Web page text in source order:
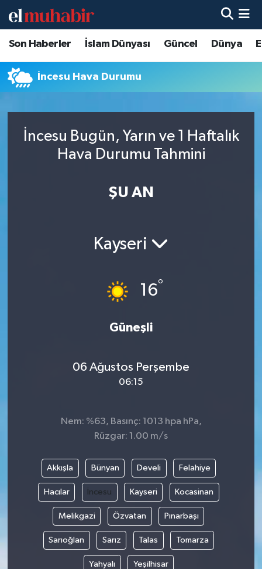
Son Haberler İslam Dünyası Güncel Dünya
İncesu Hava Durumu
İncesu Bugün, Yarın ve 1 Haftalık
Hava Durumu Tahmini
ŞU AN
Kayseri
16°
Güneşli
06 Ağustos Perşembe
06:15
Nem: %63, Basınç: 1013 hpa hPa,
Rüzgar: 1.00 m/s
Akkışla Bünyan Develi Felahiye
Hacılar İncesu Kayseri Kocasinan
Melikgazi Özvatan Pınarbaşı
Sarıoğlan Sarız Talas Tomarza
Yahyalı Yeşilhisar
Hava Durumu
Trafik Durumu
Tüm Manşetler